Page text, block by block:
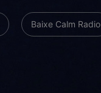
Baixe Calm Radio